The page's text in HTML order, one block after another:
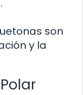
son
y la